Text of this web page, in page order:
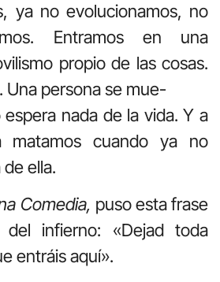
ya no evolucionamos, no
Entramos en una
propio de las cosas.
Una persona se mue-
nada de la vida. Y a
matamos cuando ya no
ella.
Comedia, puso esta frase
infierno: «Dejad toda
entráis aquí».